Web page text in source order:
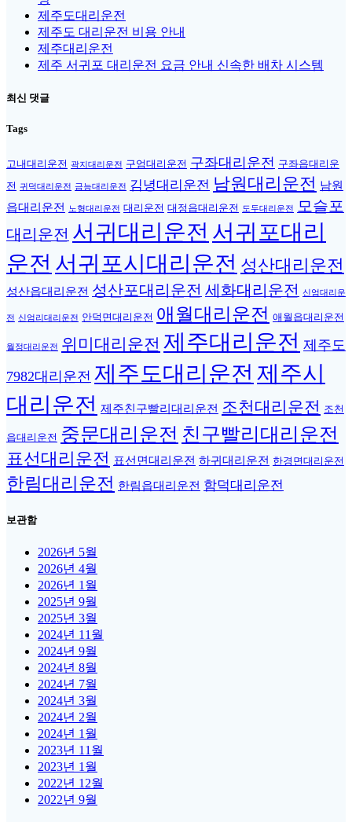
제주도대리운전
제주도 대리운전 비용 안내
제주대리운전
제주 서귀포 대리운전 요금 안내 신속한 배차 시스템
최신 댓글
Tags
고내대리운전 곽지대리운전 구엄대리운전 구좌대리운전 구좌읍대리운
전 귀덕대리운전 금능대리운전 김녕대리운전 남원대리운전 남원
읍대리운전
노형대리운전 대리운전 대정읍대리운전 도두대리운전
모슬포
대리운전 서귀대리운전 서귀포대리
운전 서귀포시대리운전 성산대리운전
성산읍대리운전 성산포대리운전 세화대리운전 신엄대리운
전 신엄리대리운전 안덕면대리운전 애월대리운전 애월읍대리운전
월정대리운전 위미대리운전 제주대리운전 제주도
7982대리운전 제주도대리운전 제주시
대리운전 제주친구빨리대리운전 조천대리운전 조천
읍대리운전 중문대리운전 친구빨리대리운전
표선대리운전 표선면대리운전 하귀대리운전 한경면대리운전
한림대리운전 한림읍대리운전 함덕대리운전
보관함
2026년 5월
2026년 4월
2026년 1월
2025년 9월
2025년 3월
2024년 11월
2024년 9월
2024년 8월
2024년 7월
2024년 3월
2024년 2월
2024년 1월
2023년 11월
2023년 1월
2022년 12월
2022년 9월